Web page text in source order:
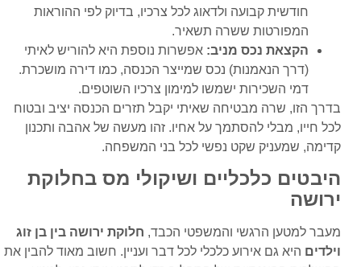
חודשית קבועה ולדאוג לכל צרכיו, בדיוק לפי ההוראות
המפורטות ששרה תשאיר.
הקצאת נכס מניב: אפשרות נוספת היא להוריש לאיתי
(דרך הנאמנות) נכס שמייצר הכנסה, כמו דירה מושכרת.
דמי השכירות ישמשו למימון צרכיו השוטפים.
בדרך הזו, שרה מבטיחה שאיתי יקבל תזרים הכנסה יציב ובטוח
לכל חייו, מבלי להסתמך על אחיו. זהו מעשה של אהבה ותכנון
קדימה, שמעניק שקט נפשי לכל בני המשפחה.
היבטים כלכליים ושיקולי מס בחלוקת
ירושה
מעבר למטען הרגשי והמשפטי הכבד, חלוקת ירושה בין בן זוג
וילדים היא גם אירוע כלכלי לכל דבר ועניין. חשוב מאוד להבין את